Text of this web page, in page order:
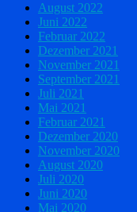
August 2022
Juni 2022
Februar 2022
Dezember 2021
November 2021
September 2021
Juli 2021
Mai 2021
Februar 2021
Dezember 2020
November 2020
August 2020
Juli 2020
Juni 2020
Mai 2020